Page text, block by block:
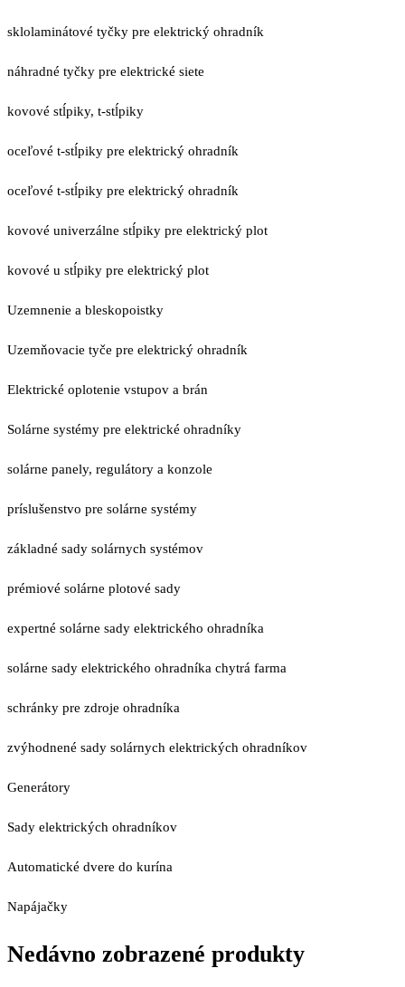
sklolaminátové tyčky pre elektrický ohradník
náhradné tyčky pre elektrické siete
kovové stĺpiky, t-stĺpiky
oceľové t-stĺpiky pre elektrický ohradník
oceľové t-stĺpiky pre elektrický ohradník
kovové univerzálne stĺpiky pre elektrický plot
kovové u stĺpiky pre elektrický plot
Uzemnenie a bleskopoistky
Uzemňovacie tyče pre elektrický ohradník
Elektrické oplotenie vstupov a brán
Solárne systémy pre elektrické ohradníky
solárne panely, regulátory a konzole
príslušenstvo pre solárne systémy
základné sady solárnych systémov
prémiové solárne plotové sady
expertné solárne sady elektrického ohradníka
solárne sady elektrického ohradníka chytrá farma
schránky pre zdroje ohradníka
zvýhodnené sady solárnych elektrických ohradníkov
Generátory
Sady elektrických ohradníkov
Automatické dvere do kurína
Napájačky
Nedávno zobrazené produkty